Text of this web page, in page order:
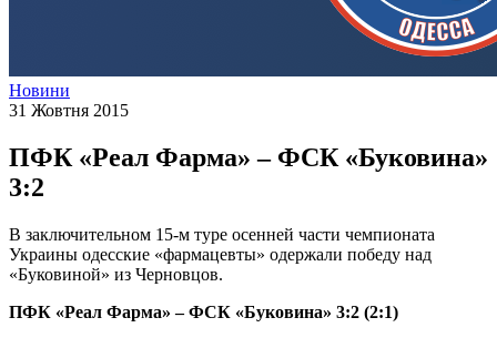
Новини
31 Жовтня 2015
ПФК «Реал Фарма» – ФСК «Буковина»
3:2
В заключительном 15-м туре осенней части чемпионата
Украины одесские «фармацевты» одержали победу над
«Буковиной» из Черновцов.
ПФК «Реал Фарма» – ФСК «Буковина» 3:2 (2:1)